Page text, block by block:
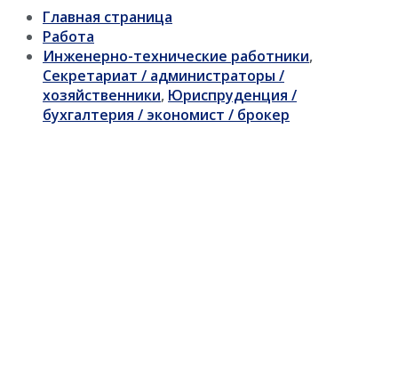
Главная страница
Работа
Инженерно-технические работники,
Секретариат / администраторы /
хозяйственники, Юриспруденция /
бухгалтерия / экономист / брокер